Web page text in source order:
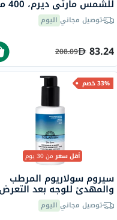
للشمس مارتي ديرم، 400 مل
توصيل مجاني اليوم
83.24
208.09
33% خصم
أقل سعرمن 30 يوم
سيروم سولاريوم المرطب
والمهدئ للوجه بعد التعرض
لأشعة الشمس 50 مل
توصيل مجاني اليوم